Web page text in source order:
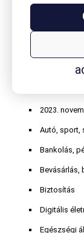
Mucofree Mucopront
kapható
2023.
Autó, sport,
Bankolás,
Bevásárlás,
Biztosítás
Digitális
Egészségi